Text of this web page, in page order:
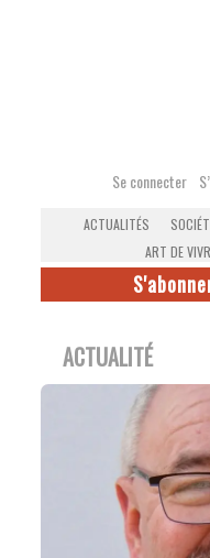
Se connecter
ACTUALITÉS
ART DE
ACTUALITÉ